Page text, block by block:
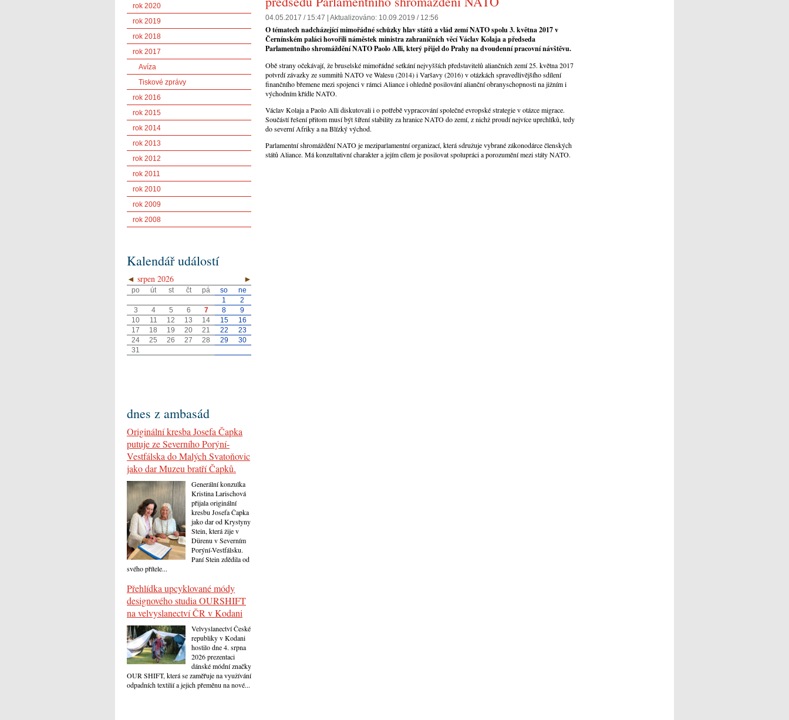
04.05.2017 / 15:47 | Aktualizováno: 10.09.2019 / 12:56
O tématech nadcházející mimořádné schůzky hlav států a vlád zemí NATO spolu 3. května 2017 v
Černínském paláci hovořili náměstek ministra zahraničních věcí Václav Kolaja a předseda
Parlamentního shromáždění NATO Paolo Alli, který přijel do Prahy na dvoudenní pracovní návštěvu.
Obě strany očekávají, že bruselské mimořádné setkání nejvyšších představitelů aliančních zemí 25. května 2017
potvrdí závazky ze summitů NATO ve Walesu (2014) i Varšavy (2016) v otázkách spravedlivějšího sdílení
finančního břemene mezi spojenci v rámci Aliance i ohledně posilování alianční obranyschopnosti na jižním i
východním křídle NATO.
Václav Kolaja a Paolo Alli diskutovali i o potřebě vypracování společné evropské strategie v otázce migrace.
Součástí řešení přitom musí být šíření stability za hranice NATO do zemí, z nichž proudí nejvíce uprchlíků, tedy
do severní Afriky a na Blízký východ.
Parlamentní shromáždění NATO je meziparlamentní organizací, která sdružuje vybrané zákonodárce členských
států Aliance. Má konzultativní charakter a jejím cílem je posilovat spolupráci a porozumění mezi státy NATO.
rok 2020
rok 2019
rok 2018
rok 2017
Avíza
Tiskové zprávy
rok 2016
rok 2015
rok 2014
rok 2013
rok 2012
rok 2011
rok 2010
rok 2009
rok 2008
Kalendář událostí
◄ ►
srpen 2026
po út st čt pá so
ne
1
2
3
4 5 6 7 8
9
10
11 12 13 14 15
16
17
18 19 20 21 22
23
24
25 26 27 28 29
30
31
dnes z ambasád
Originální kresba Josefa Čapka
putuje ze Severního Porýní-
Vestfálska do Malých Svatoňovic
jako dar Muzeu bratří Čapků.
Generální konzulka
Kristina Larischová
přijala originální
kresbu Josefa Čapka
jako dar od Krystyny
Stein, která žije v
Dürenu v Severním
Porýní-Vestfálsku.
Paní Stein zdědila od
svého přítele...
Přehlídka upcyklované módy
designového studia OURSHIFT
na velvyslanectví ČR v Kodani
Velvyslanectví České
republiky v Kodani
hostilo dne 4. srpna
2026 prezentaci
dánské módní značky
OUR SHIFT, která se zaměřuje na využívání
odpadních textilií a jejich přeměnu na nové...